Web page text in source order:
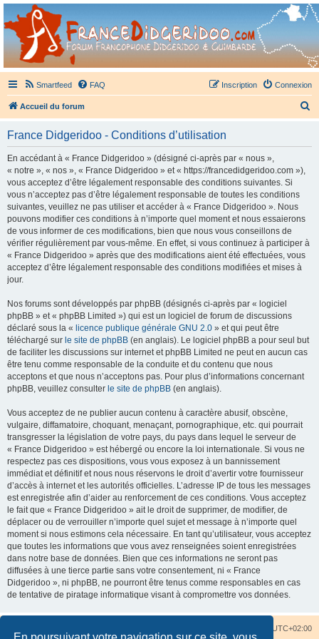
France Didgeridoo
Didgeridoo et Guimbarde sur France Didgeridoo - retrouvez la communauté.
Smartfeed FAQ Connexion
Inscription
Accueil du forum
France Didgeridoo - Conditions d’utilisation
En accédant à « France Didgeridoo » (désigné ci-après par « nous »,
« notre », « nos », « France Didgeridoo » et « https://francedidgeridoo.com »),
vous acceptez d’être légalement responsable des conditions suivantes. Si
vous n’acceptez pas d’être légalement responsable de toutes les conditions
suivantes, veuillez ne pas utiliser et accéder à « France Didgeridoo ». Nous
pouvons modifier ces conditions à n’importe quel moment et nous essaierons
de vous informer de ces modifications, bien que nous vous conseillons de
vérifier régulièrement par vous-même. En effet, si vous continuez à participer à
« France Didgeridoo » après que des modifications aient été effectuées, vous
acceptez d’être légalement responsable des conditions modifiées et mises à
jour.
Nos forums sont développés par phpBB (désignés ci-après par « logiciel
phpBB » et « phpBB Limited ») qui est un logiciel de forum de discussions
déclaré sous la « licence publique générale GNU 2.0 » et qui peut être
téléchargé sur le site de phpBB (en anglais). Le logiciel phpBB a pour seul but
de faciliter les discussions sur internet et phpBB Limited ne peut en aucun cas
être tenu comme responsable de la conduite et du contenu que nous
acceptons et que nous n’acceptons pas. Pour plus d’informations concernant
phpBB, veuillez consulter le site de phpBB (en anglais).
Vous acceptez de ne publier aucun contenu à caractère abusif, obscène,
vulgaire, diffamatoire, choquant, menaçant, pornographique, etc. qui pourrait
transgresser la législation de votre pays, du pays dans lequel le serveur de
« France Didgeridoo » est hébergé ou encore la loi internationale. Si vous ne
respectez pas ces dispositions, vous vous exposez à un bannissement
immédiat et définitif et nous nous réservons le droit d’avertir votre fournisseur
d’accès à internet et les autorités officielles. L’adresse IP de tous les messages
est enregistrée afin d’aider au renforcement de ces conditions. Vous acceptez
le fait que « France Didgeridoo » ait le droit de supprimer, de modifier, de
déplacer ou de verrouiller n’importe quel sujet et message à n’importe quel
moment si nous estimons cela nécessaire. En tant qu’utilisateur, vous acceptez
que toutes les informations que vous avez renseignées soient enregistrées
dans notre base de données. Bien que ces informations ne seront pas
diffusées à une tierce partie sans votre consentement, ni « France
Didgeridoo », ni phpBB, ne pourront être tenus comme responsables en cas
de tentative de piratage informatique visant à compromettre vos données.
UTC+02:00